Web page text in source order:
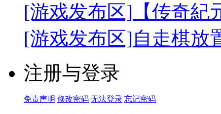
[游戏发布区] 【传奇
[游戏发布区]自走棋放
注册与登录
免责声明 修改密码 无法登录 忘记密码